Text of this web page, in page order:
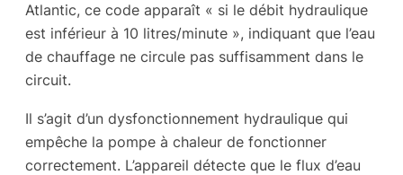
Atlantic, ce code apparaît « si le débit hydraulique
est inférieur à 10 litres/minute », indiquant que l’eau
de chauffage ne circule pas suffisamment dans le
circuit.
Il s’agit d’un dysfonctionnement hydraulique qui
empêche la pompe à chaleur de fonctionner
correctement. L’appareil détecte que le flux d’eau